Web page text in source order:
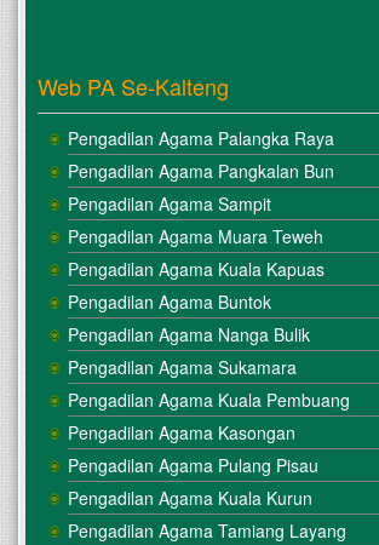
Web PA Se-Kalteng
Pengadilan Agama Palangka Raya
Pengadilan Agama Pangkalan Bun
Pengadilan Agama Sampit
Pengadilan Agama Muara Teweh
Pengadilan Agama Kuala Kapuas
Pengadilan Agama Buntok
Pengadilan Agama Nanga Bulik
Pengadilan Agama Sukamara
Pengadilan Agama Kuala Pembuang
Pengadilan Agama Kasongan
Pengadilan Agama Pulang Pisau
Pengadilan Agama Kuala Kurun
Pengadilan Agama Tamiang Layang